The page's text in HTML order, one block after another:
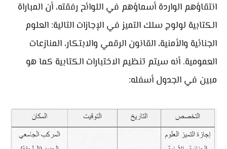
انتقاؤهم الواردة أسماؤهم في اللوائح رفقته، أن المباراة
الكتابية لولوج سلك التميز في الإجازات التالية: العلوم
الجنائية والأمنية، القانون الرقمي والابتكار، المنازعات
العمومية. أنه سيتم تنظيم الاختبارات الكتابية كما هو
مبين في الجدول أسفله: